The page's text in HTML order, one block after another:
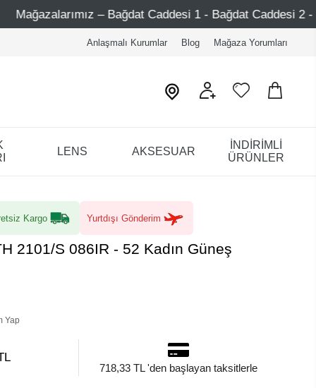
– Bağdat Caddesi 1 - Bağdat Caddesi 2 - Nişantaşı – Etiler
Anlaşmalı Kurumlar Blog Mağaza Yorumları
LENS AKSESUAR
İNDİRİMLİ
ÜRÜNLER
Kargo Yurtdışı Gönderim
2101/S 086IR - 52 Kadın Güneş
Yap
718,33 TL 'den başlayan taksitlerle